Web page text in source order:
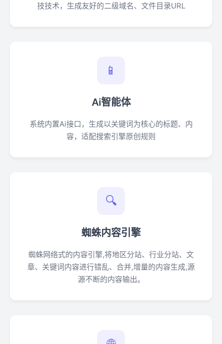
技技术，生成友好的二级域名、文件目录URL
📱
Ai智能体
系统内置Ai接口，生成以关键词为核心的标题、内
容，适配搜索引擎原创规则
🔍
蜘蛛内容引擎
蜘蛛网络式的内容引擎,将地区分站、行业分站、文
章、关键词内容进行错乱、合并,增量的内容生成,源
源不断的内容输出。